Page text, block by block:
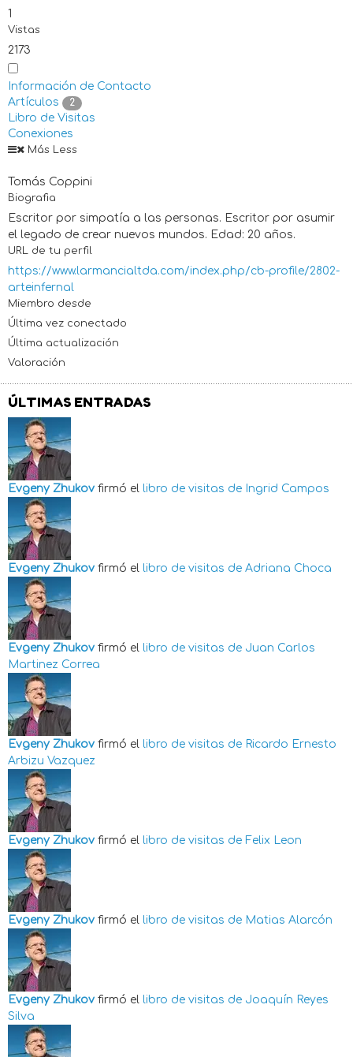
1
Vistas
2173
Información de Contacto
Artículos
2
Libro de Visitas
Conexiones
Más Less
Tomás Coppini
Biografia
Escritor por simpatía a las personas. Escritor por asumir
el legado de crear nuevos mundos. Edad: 20 años.
URL de tu perfil
https://www.larmancialtda.com/index.php/cb-profile/2802-
arteinfernal
Miembro desde
Última vez conectado
Última actualización
Valoración
ÚLTIMAS ENTRADAS
Evgeny Zhukov firmó el libro de visitas de Ingrid Campos
Evgeny Zhukov firmó el libro de visitas de Adriana Choca
Evgeny Zhukov firmó el libro de visitas de Juan Carlos
Martinez Correa
Evgeny Zhukov firmó el libro de visitas de Ricardo Ernesto
Arbizu Vazquez
Evgeny Zhukov firmó el libro de visitas de Felix Leon
Evgeny Zhukov firmó el libro de visitas de Matias Alarcón
Evgeny Zhukov firmó el libro de visitas de Joaquín Reyes
Silva